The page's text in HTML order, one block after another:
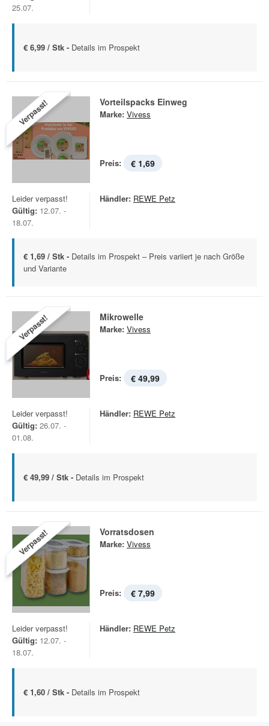
25.07.
€ 6,99 / Stk - Details im Prospekt
Verpasst! Vorteilspacks Einweg
Marke: Vivess
Preis: € 1,69
Leider verpasst!
Gültig: 12.07. -
18.07.
Händler: REWE Petz
€ 1,69 / Stk - Details im Prospekt – Preis variiert je nach Größe
und Variante
Verpasst! Mikrowelle
Marke: Vivess
Preis: € 49,99
Leider verpasst!
Gültig: 26.07. -
01.08.
Händler: REWE Petz
€ 49,99 / Stk - Details im Prospekt
Verpasst! Vorratsdosen
Marke: Vivess
Preis: € 7,99
Leider verpasst!
Gültig: 12.07. -
18.07.
Händler: REWE Petz
€ 1,60 / Stk - Details im Prospekt